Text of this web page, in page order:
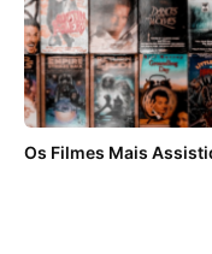
Os Filmes Mais